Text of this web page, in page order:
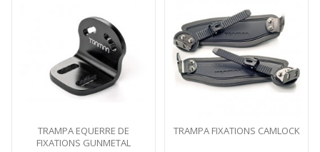
TRAMPA EQUERRE DE
FIXATIONS GUNMETAL
TRAMPA FIXATIONS CAMLOCK